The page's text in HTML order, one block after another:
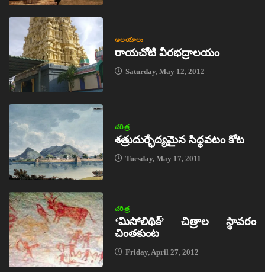
ఆలయాలు
రాయచోటి వీరభద్రాలయం
Saturday, May 12, 2012
చరిత్ర
శత్రుదుర్భేద్యమైన సిద్ధవటం కోట
Tuesday, May 17, 2011
చరిత్ర
‘మిసోలిథిక్‌’ చిత్రాల స్థావరం
చింతకుంట
Friday, April 27, 2012